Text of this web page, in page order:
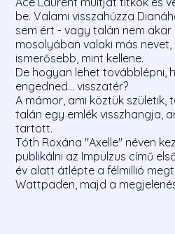
be. Valami visszahúzza
sem ért - vagy talán nem akar
mosolyában valaki más nevet,
ismerősebb, mint kellene.
De hogyan lehet továbblépni,
engedned... visszatér?
A mámor, ami köztük születik,
talán egy emlék visszhangja,
tartott.
Tóth Roxána "Axelle" néven
publikálni az Impulzus című
év alatt átlépte a félmillió
Wattpaden, majd a